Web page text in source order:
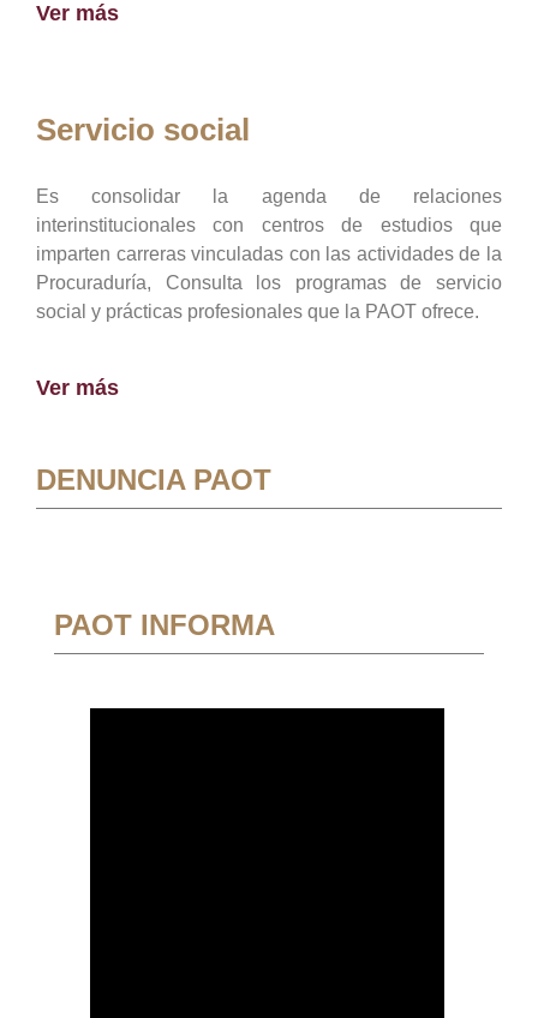
Ver más
Servicio social
Es consolidar la agenda de relaciones
interinstitucionales con centros de estudios que
imparten carreras vinculadas con las actividades de la
Procuraduría, Consulta los programas de servicio
social y prácticas profesionales que la PAOT ofrece.
Ver más
DENUNCIA PAOT
PAOT INFORMA